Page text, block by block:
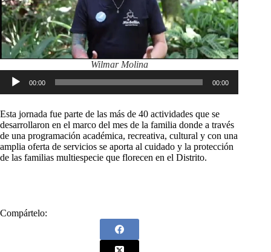
Wilmar Molina
Reproductor
audio
00:00 00:00
Esta jornada fue parte de las más de 40 actividades que se
desarrollaron en el marco del mes de la familia donde a través
de una programación académica, recreativa, cultural y con una
amplia oferta de servicios se aporta al cuidado y la protección
de las familias multiespecie que florecen en el Distrito.
Compártelo: